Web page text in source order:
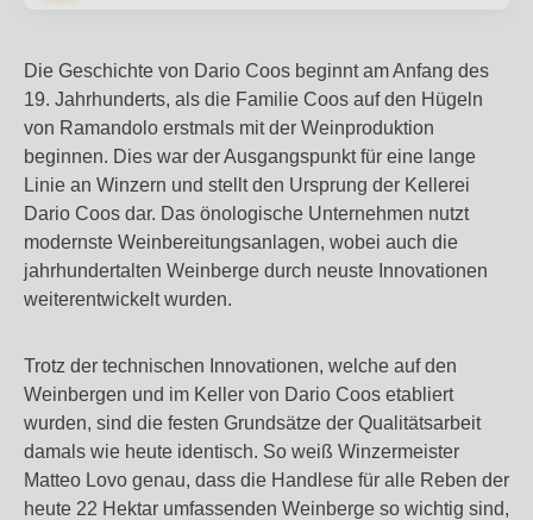
Die Geschichte von Dario Coos beginnt am Anfang des
19. Jahrhunderts, als die Familie Coos auf den Hügeln
von Ramandolo erstmals mit der Weinproduktion
beginnen. Dies war der Ausgangspunkt für eine lange
Linie an Winzern und stellt den Ursprung der Kellerei
Dario Coos dar. Das önologische Unternehmen nutzt
modernste Weinbereitungsanlagen, wobei auch die
jahrhundertalten Weinberge durch neuste Innovationen
weiterentwickelt wurden.
Trotz der technischen Innovationen, welche auf den
Weinbergen und im Keller von Dario Coos etabliert
wurden, sind die festen Grundsätze der Qualitätsarbeit
damals wie heute identisch. So weiß Winzermeister
Matteo Lovo genau, dass die Handlese für alle Reben der
heute 22 Hektar umfassenden Weinberge so wichtig sind,